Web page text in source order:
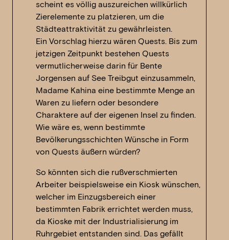
scheint es völlig auszureichen willkürlich
Zierelemente zu platzieren, um die
Städteattraktivität zu gewährleisten.
Ein Vorschlag hierzu wären Quests. Bis zum
jetzigen Zeitpunkt bestehen Quests
vermutlicherweise darin für Bente
Jorgensen auf See Treibgut einzusammeln,
Madame Kahina eine bestimmte Menge an
Waren zu liefern oder besondere
Charaktere auf der eigenen Insel zu finden.
Wie wäre es, wenn bestimmte
Bevölkerungsschichten Wünsche in Form
von Quests äußern würden?
So könnten sich die rußverschmierten
Arbeiter beispielsweise ein Kiosk wünschen,
welcher im Einzugsbereich einer
bestimmten Fabrik errichtet werden muss,
da Kioske mit der Industrialisierung im
Ruhrgebiet entstanden sind. Das gefällt